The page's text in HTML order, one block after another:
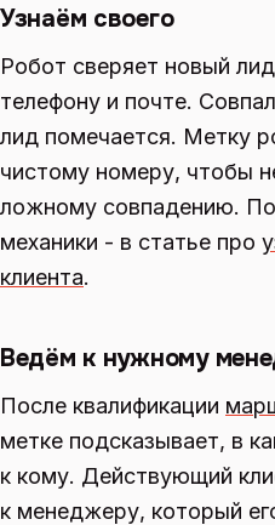
Узнаём своего
Робот сверяет новый
телефону и почте.
лид помечается. Метку
чистому номеру, чтобы
ложному совпадению.
механики - в статье про
клиента.
Ведём к нужному
После квалификации
метке подсказывает, в
к кому. Действующий
к менеджеру, который